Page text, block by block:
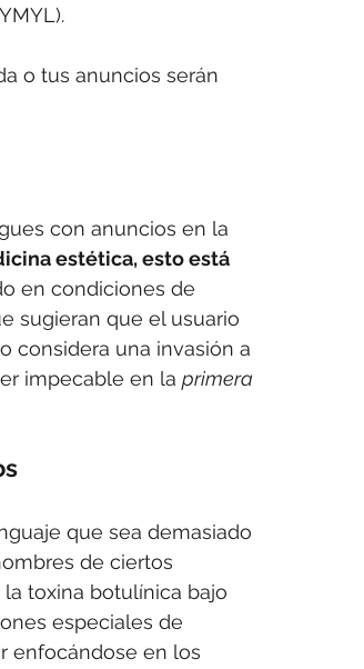
o tus anuncios serán
con anuncios en la
estética, esto está
en condiciones de
sugieran que el usuario
considera una invasión a
impecable en la primera
que sea demasiado
de ciertos
toxina botulínica bajo
especiales de
enfocándose en los